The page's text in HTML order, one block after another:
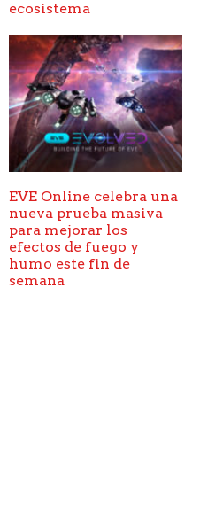
ecosistema
EVE Online celebra una
nueva prueba masiva
para mejorar los
efectos de fuego y
humo este fin de
semana